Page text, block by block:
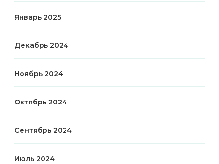
Январь 2025
Декабрь 2024
Ноябрь 2024
Октябрь 2024
Сентябрь 2024
Июль 2024